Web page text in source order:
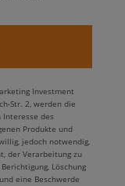
Investment
Str. 2, werden die
des
Produkte und
jedoch notwendig,
der Verarbeitung zu
Löschung
eine Beschwerde